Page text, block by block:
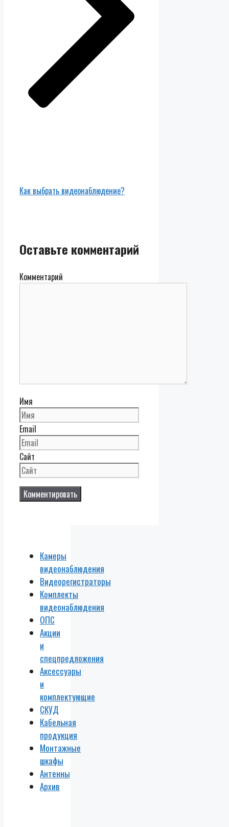
Как выбрать видеонаблюдение?
Оставьте комментарий
Комментарий
Имя
Email
Сайт
Камеры
видеонаблюдения
Видеорегистраторы
Комплекты
видеонаблюдения
ОПС
Акции
и
спецпредложения
Аксессуары
и
комплектующие
СКУД
Кабельная
продукция
Монтажные
шкафы
Антенны
Архив